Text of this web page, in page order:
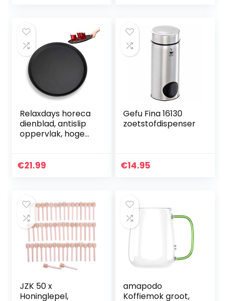
Relaxdays horeca
dienblad, antislip
oppervlak, hoge
restaurant, Ø 35
€21.99
Gefu Fina 16130
zoetstofdispenser
€14.95
JZK 50 x
Honinglepel,
amapodo
Koffiemok groot,